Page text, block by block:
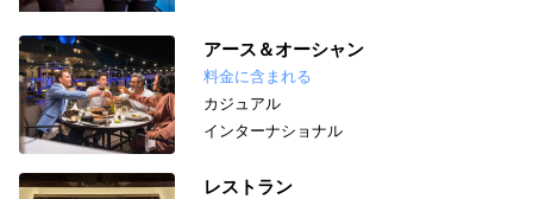
アース＆オーシャン
料金に含まれる
カジュアル
インターナショナル
レストラン